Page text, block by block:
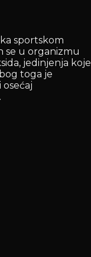
sportskom
se u organizmu
jedinjenja koje
toga je